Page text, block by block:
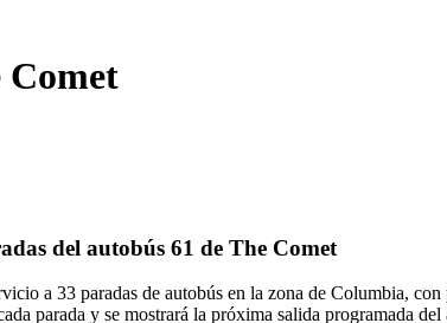
Comet
del autobús 61 de The Comet
a 33 paradas de autobús en la zona de Columbia,
parada y se mostrará la próxima salida programada